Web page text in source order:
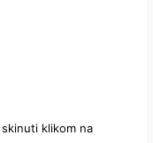
klikom na